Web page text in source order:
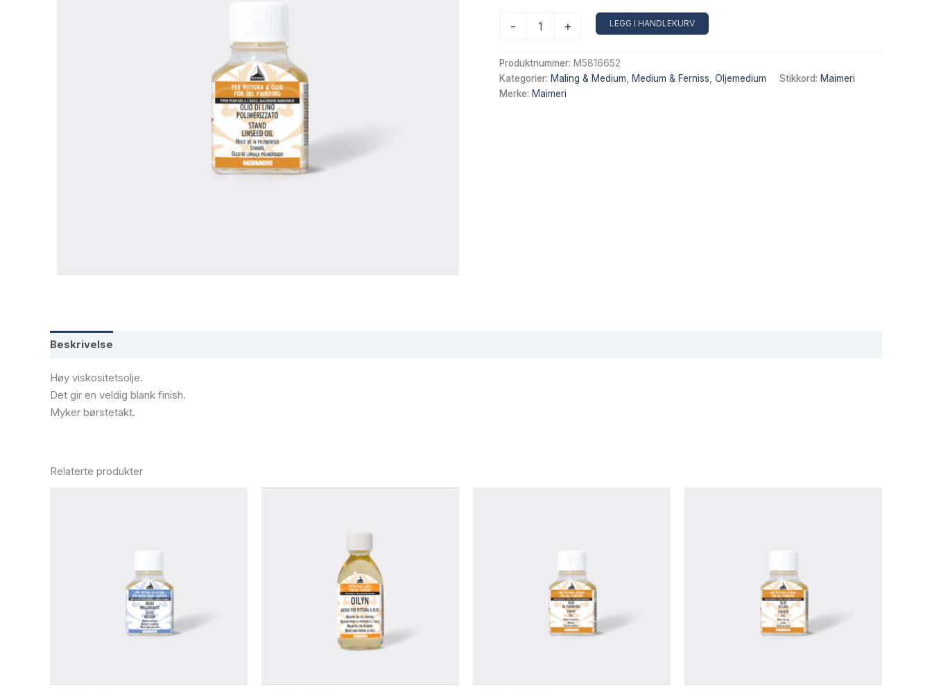
-
75
ml
antall
+ LEGG I HANDLEKURV
Produktnummer: M5816652
Kategorier: Maling & Medium, Medium & Ferniss, Oljemedium Stikkord: Maimeri
Merke: Maimeri
Beskrivelse
Høy viskositetsolje.
Det gir en veldig blank finish.
Myker børstetakt.
Relaterte produkter